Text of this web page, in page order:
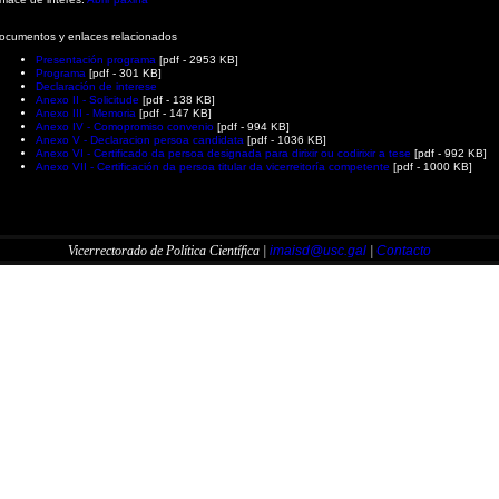
y enlaces relacionados
Presentación programa [pdf - 2953 KB]
Programa [pdf - 301 KB]
Declaración de interese
Anexo II - Solicitude [pdf - 138 KB]
Anexo III - Memoria [pdf - 147 KB]
Anexo IV - Comopromiso convenio [pdf - 994 KB]
Anexo V - Declaracion persoa candidata [pdf - 1036 KB]
Anexo VI - Certificado da persoa designada para dirixir ou codirixir a tese [pdf - 992 KB]
Anexo VII - Certificación da persoa titular da vicerreitoría competente [pdf - 1000 KB]
Vicerrectorado de Política Científica | imaisd@usc.gal Contacto